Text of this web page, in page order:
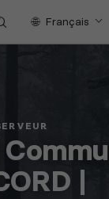
Français
|